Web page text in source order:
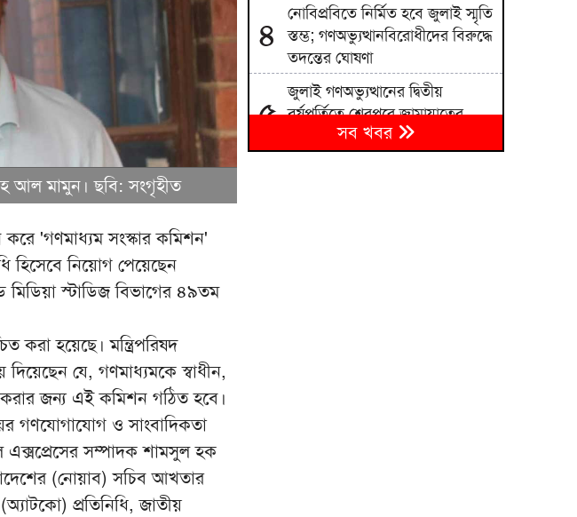
আল মামুন। ছবি: সংগৃহীত
'গণমাধ্যম সংস্কার কমিশন'
হিসেবে নিয়োগ পেয়েছেন
মিডিয়া স্টাডিজ বিভাগের ৪৯তম
করা হয়েছে। মন্ত্রিপরিষদ
দিয়েছেন যে, গণমাধ্যমকে স্বাধীন,
করার জন্য এই কমিশন গঠিত হবে।
গণযোগাযোগ ও সাংবাদিকতা
এক্সপ্রেসের সম্পাদক শামসুল হক
(নোয়াব) সচিব আখতার
প্রতিনিধি, জাতীয়
৪
নোবিপ্রবিতে নির্মিত হবে জুলাই স্মৃতি
স্তম্ভ; গণঅভ্যুত্থানবিরোধীদের বিরুদ্ধে
তদন্তের ঘোষণা
৫
জুলাই গণঅভ্যুত্থানের দ্বিতীয়
বর্ষপূর্তিতে শেরপুরে জামায়াতের
সমাবেশ ও গণমিছিল
সব খবর